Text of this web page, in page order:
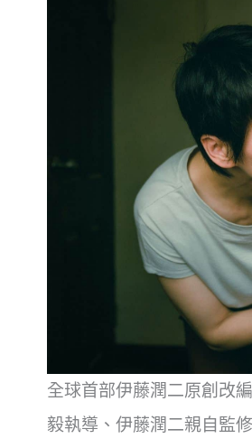
全球首部伊藤潤二原創改
毅執導、伊藤潤二親自監